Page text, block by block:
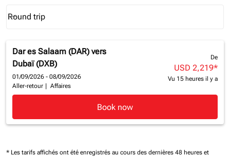
Journey Types option Round trip Selected
Round trip
keyboard_arrow_down
Dar es Salaam (DAR) vers
Dubaï (DXB)
01/09/2026 - 08/09/2026
Aller-retour
Affaires
De
USD 2,219*
Vu 15 heures il y a
Book now
* Les tarifs affichés ont été enregistrés au cours des dernières 48 heures et